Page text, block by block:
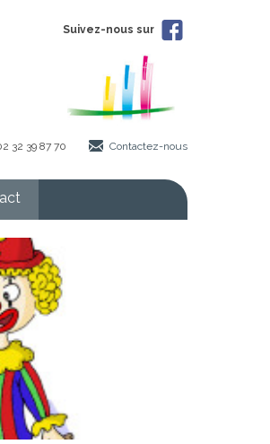
Suivez-nous sur
32 39 87 70 Contactez-nous